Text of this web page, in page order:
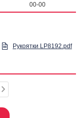
00-00
Рукоятки LP8192.pdf